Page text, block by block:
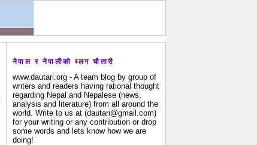
नेपाल र नेपालीको ब्लग चौतारी
www.dautari.org - A team blog by group of
writers and readers having rational thought
regarding Nepal and Nepalese (news,
analysis and literature) from all around the
world. Write to us at (dautari@gmail.com)
for your writing or any contribution or drop
some words and lets know how we are
doing!